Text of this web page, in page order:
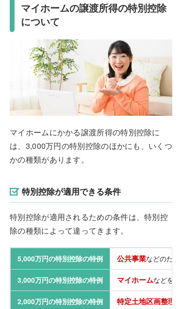
マイホームの譲渡所得の特別控除
について
マイホームにかかる譲渡所得の特別控除に
は、3,000万円の特別控除のほかにも、いくつ
かの種類があります。
特別控除が適用できる条件
特別控除が適用されるための条件は、特別控
除の種類によって違ってきます。
5,000万円の特別控除の特例 公共事業などのた
3,000万円の特別控除の特例 マイホームなどを売
2,000万円の特別控除の特例 特定土地区画整理事